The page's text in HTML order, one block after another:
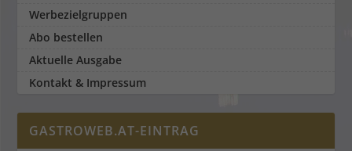
Werbezielgruppen
Abo bestellen
Aktuelle Ausgabe
Kontakt & Impressum
GASTROWEB.AT-EINTRAG